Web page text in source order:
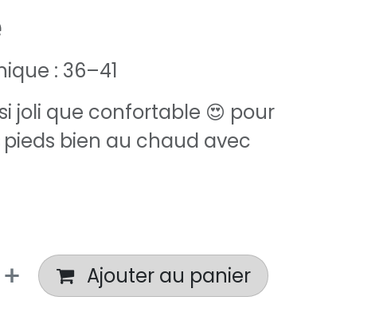
: 36–41
joli que confortable 😍 pour
bien au chaud avec
Ajouter au panier